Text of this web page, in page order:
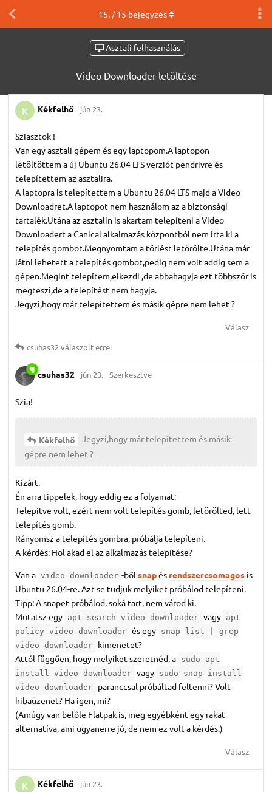
Asztali felhasználás
Video Downloader letöltése
15. /15 bejegyzés
K Kékfelhő jún 23.
Sziasztok !
Van egy asztali gépem és egy laptopom.A laptopon
letöltöttem a új Ubuntu 26.04 LTS verziót pendrivre és
telepítettem az asztalira.
A laptopra is telepítettem a Ubuntu 26.04 LTS majd a Video
Downloadret.A laptopot nem használom az a biztonsági
tartalék.Utána az asztalin is akartam telepíteni a Video
Downloadert a Canical alkalmazás központból nem írta ki a
telepítés gombot.Megnyomtam a törlést letörölte.Utána már
látni lehetett a telepítés gombot,pedig nem volt addig sem a
gépen.Megint telepítem,elkezdi ,de abbahagyja ezt többször is
megteszi,de a telepítést nem hagyja.
Jegyzi,hogy már telepítettem és másik gépre nem lehet ?
Válasz
csuhas32 válaszolt erre.
csuhas32 jún 23. Szerkesztve
Szia!
Kékfelhő
Jegyzi,hogy már telepítettem és másik
gépre nem lehet ?
Kizárt.
Én arra tippelek, hogy eddig ez a folyamat:
Telepítve volt, ezért nem volt telepítés gomb, letörölted, lett
telepítés gomb.
Rányomsz a telepítés gombra, próbálja telepíteni.
A kérdés: Hol akad el az alkalmazás telepítése?
Van a video-downloader -ből snapés rendszercsomagos is
Ubuntu 26.04-re. Azt se tudjuk melyiket próbálod telepíteni.
Tipp: A snapet próbálod, soká tart, nem várod ki.
Mutatsz egy apt search video-downloader vagy apt
policy video-downloader és egy snap list | grep
video-downloader kimenetet?
Attól függően, hogy melyiket szeretnéd, a sudo apt
install video-downloader vagy sudo snap install
video-downloader paranccsal próbáltad feltenni? Volt
hibaüzenet? Ha igen, mi?
(Amúgy van belőle Flatpak is, meg egyébként egy rakat
alternatíva, ami ugyanerre jó, de nem ez volt a kérdés.)
Válasz
K Kékfelhő jún 23.